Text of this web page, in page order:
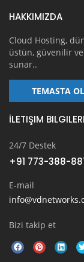
HAKKIMIZDA
Cloud Hosting,
üstün, güvenilir
sunar..
TEMASTA
İLETIŞIM BILGILERI
24/7 Destek
+91 773-388-
E-mail
Bizi takip et